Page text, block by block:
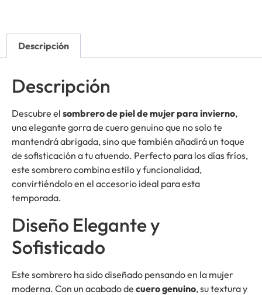
Descripción
Descripción
Descubre el sombrero de piel de mujer para invierno,
una elegante gorra de cuero genuino que no solo te
mantendrá abrigada, sino que también añadirá un toque
de sofisticación a tu atuendo. Perfecto para los días fríos,
este sombrero combina estilo y funcionalidad,
convirtiéndolo en el accesorio ideal para esta
temporada.
Diseño Elegante y
Sofisticado
Este sombrero ha sido diseñado pensando en la mujer
moderna. Con un acabado de cuero genuino, su textura y